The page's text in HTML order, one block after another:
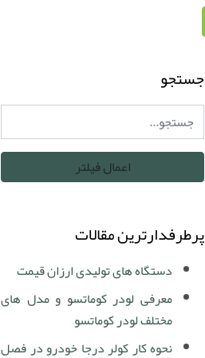
جستجو
پرطرفدارترین مقالات
دستگاه های تولیدی ارزان قیمت
معرفی لودر کوماتسو و مدل های
مختلف لودر کوماتسو
نحوه کار کولر درجا خودرو در فصل